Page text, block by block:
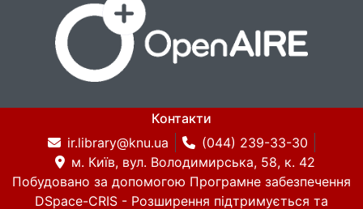
Контакти
ir.library@knu.ua
(044) 239-33-30
м. Київ, вул. Володимирська, 58, к. 42
Побудовано за допомогою Програмне забезпечення
DSpace-CRIS - Розширення підтримується та